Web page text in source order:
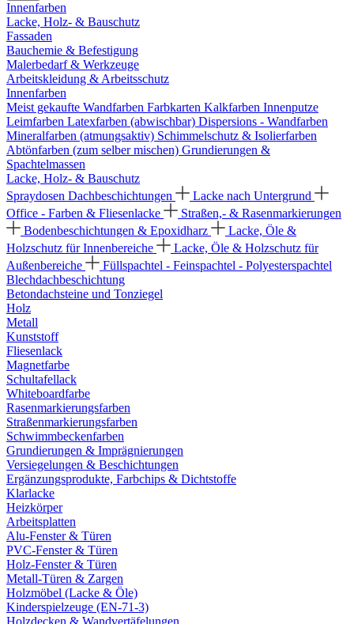
Innenfarben
Lacke, Holz- & Bauschutz
Fassaden
Bauchemie & Befestigung
Malerbedarf & Werkzeuge
Arbeitskleidung & Arbeitsschutz
Innenfarben
Meist gekaufte Wandfarben Farbkarten Kalkfarben Innenputze
Leimfarben Latexfarben (abwischbar) Dispersions - Wandfarben
Mineralfarben (atmungsaktiv) Schimmelschutz & Isolierfarben
Abtönfarben (zum selber mischen) Grundierungen &
Spachtelmassen
Lacke, Holz- & Bauschutz
Spraydosen Dachbeschichtungen
Lacke nach Untergrund
Office - Farben & Fliesenlacke
Straßen,- & Rasenmarkierungen
Bodenbeschichtungen & Epoxidharz
Lacke, Öle &
Holzschutz für Innenbereiche
Lacke, Öle & Holzschutz für
Außenbereiche
Füllspachtel - Feinspachtel - Polyesterspachtel
Blechdachbeschichtung
Betondachsteine und Tonziegel
Holz
Metall
Kunststoff
Fliesenlack
Magnetfarbe
Schultafellack
Whiteboardfarbe
Rasenmarkierungsfarben
Straßenmarkierungsfarben
Schwimmbeckenfarben
Grundierungen & Imprägnierungen
Versiegelungen & Beschichtungen
Ergänzungsprodukte, Farbchips & Dichtstoffe
Klarlacke
Heizkörper
Arbeitsplatten
Alu-Fenster & Türen
PVC-Fenster & Türen
Holz-Fenster & Türen
Metall-Türen & Zargen
Holzmöbel (Lacke & Öle)
Kinderspielzeuge (EN-71-3)
Holzdecken & Wandvertäfelungen